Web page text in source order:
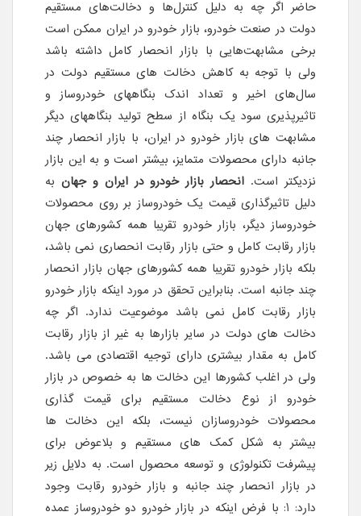
حاضر اگر چه به دلیل کنتر‌ل‌ها و دخالت‌های مستقیم
دولت در صنعت خودرو، بازار خودرو در ایران ممکن است
برخی مشابهت‌هایی با بازار انحصار کامل داشته باشد
ولی با توجه به کاهش دخالت های مستقیم دولت در
سال‌های اخیر و تعداد اندک بنگاههای خودروساز و
تاثیرپذیری سود یک بنگاه از سطح تولید بنگاههای دیگر
مشابهت های بازار خودرو در ایران، با بازار انحصار چند
جانبه دارای محصولات متمایز، بیشتر است و به این بازار
نزدیکتر است. انحصار بازار خودرو در ایران و جهان به
دلیل تاثیرگذاری قیمت یک خودروساز بر روی محصولات
خودروساز دیگر، بازار خودرو تقریبا همه کشورهای جهان
بازار رقابت کامل و حتی بازار رقابت انحصاری نمی باشد،
بلکه بازار خودرو تقریبا همه کشورهای جهان بازار انحصار
چند جانبه است. بنابراین تحقق در مورد اینکه بازار خودرو
بازار رقابت کامل نمی باشد موضوعیت ندارد. اگر چه
دخالت های دولت در سایر بازارها به غیر از بازار رقابت
کامل به مقدار بیشتری دارای توجیه اقتصادی می باشد.
ولی در اغلب کشورها این دخالت ها به خصوص در بازار
خودرو از نوع دخالت مستقیم برای قیمت گذاری
محصولات خودروسازان نیست، بلکه این دخالت ها
بیشتر به شکل کمک های مستقیم و بلاعوض برای
پیشرفت تکنولوژی و توسعه محصول است. به دلایل زیر
در بازار انحصار چند جانبه و بازار خودرو رقابت وجود
دارد: 1: با فرض اینکه در بازار خودرو دو خودروساز عمده